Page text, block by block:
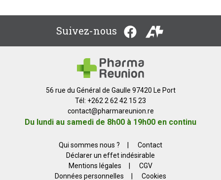
Suivez-nous
56 rue du Général de Gaulle 97420 Le Port
Tél: +262 2 62 42 15 23
contact@pharmareunion.re
Du lundi au samedi de 8h00 à 19h00 en continu
Qui sommes nous ?
Contact
Déclarer un effet indésirable
Mentions légales
CGV
Données personnelles
Cookies